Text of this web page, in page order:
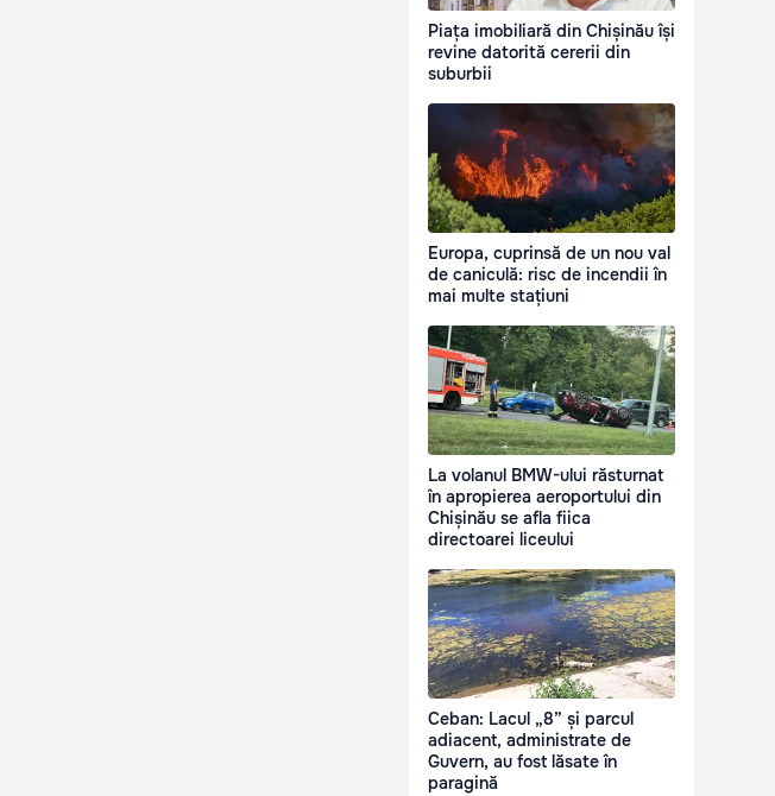
Piața imobiliară din Chișinău își
revine datorită cererii din
suburbii
Europa, cuprinsă de un nou val
de caniculă: risc de incendii în
mai multe stațiuni
La volanul BMW-ului răsturnat
în apropierea aeroportului din
Chișinău se afla fiica
directoarei liceului
Ceban: Lacul „8” și parcul
adiacent, administrate de
Guvern, au fost lăsate în
paragină